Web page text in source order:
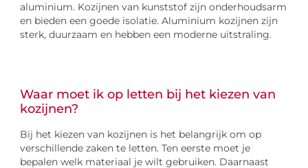
aluminium. Kozijnen van kunststof zijn onderhoudsarm
en bieden een goede isolatie. Aluminium kozijnen zijn
sterk, duurzaam en hebben een moderne uitstraling.
Waar moet ik op letten bij het kiezen van
kozijnen?
Bij het kiezen van kozijnen is het belangrijk om op
verschillende zaken te letten. Ten eerste moet je
bepalen welk materiaal je wilt gebruiken. Daarnaast